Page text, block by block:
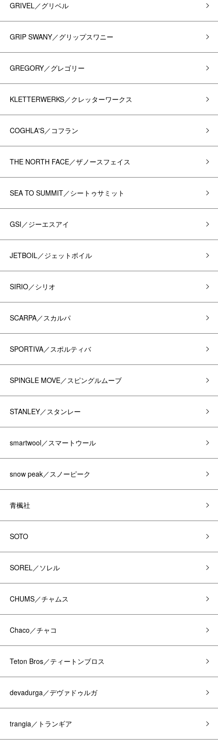
GRIVEL／グリベル
GRIP SWANY／グリップスワニー
GREGORY／グレゴリー
KLETTERWERKS／クレッターワークス
COGHLA'S／コフラン
THE NORTH FACE／ザノースフェイス
SEA TO SUMMIT／シートゥサミット
GSI／ジーエスアイ
JETBOIL／ジェットボイル
SIRIO／シリオ
SCARPA／スカルパ
SPORTIVA／スポルティバ
SPINGLE MOVE／スピングルムーブ
STANLEY／スタンレー
smartwool／スマートウール
snow peak／スノーピーク
青楓社
SOTO
SOREL／ソレル
CHUMS／チャムス
Chaco／チャコ
Teton Bros／ティートンブロス
devadurga／デヴァドゥルガ
trangia／トランギア